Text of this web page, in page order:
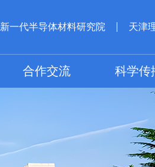
新一代半导体材料研究院 天津
合作交流 科学传